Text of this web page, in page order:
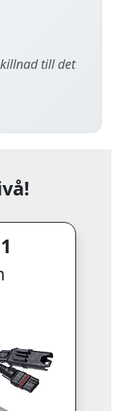
till det